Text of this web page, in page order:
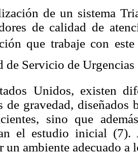
de un sistema
de calidad de
que trabaje con
de Servicio de
Unidos, existen
de gravedad,
sino que
el estudio inicial (7).
un ambiente adecuado